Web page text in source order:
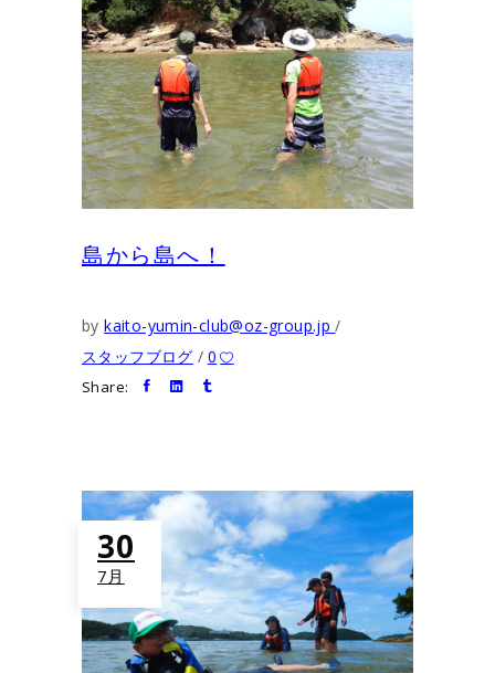
島から島へ！
bykaito-yumin-club@oz-group.jp
スタッフブログ
0
Share:
30
7月